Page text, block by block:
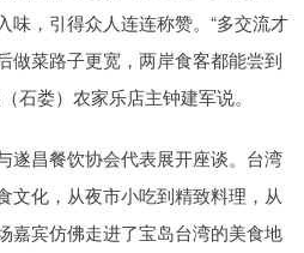
味，引得众人连连称赞。“多交流才
做菜路子更宽，两岸食客都能尝到
石娄）农家乐店主钟建军说。
遂昌餐饮协会代表展开座谈。台湾
文化，从夜市小吃到精致料理，从
嘉宾仿佛走进了宝岛台湾的美食地